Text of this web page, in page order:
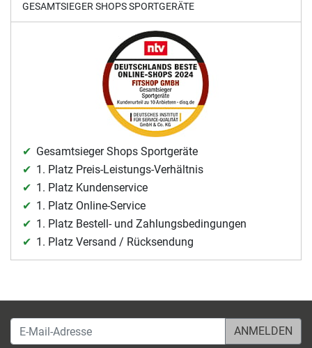
GESAMTSIEGER SHOPS SPORTGERÄTE
Gesamtsieger Shops Sportgeräte
1. Platz Preis-Leistungs-Verhältnis
1. Platz Kundenservice
1. Platz Online-Service
1. Platz Bestell- und Zahlungsbedingungen
1. Platz Versand / Rücksendung
E-Mail-Adresse